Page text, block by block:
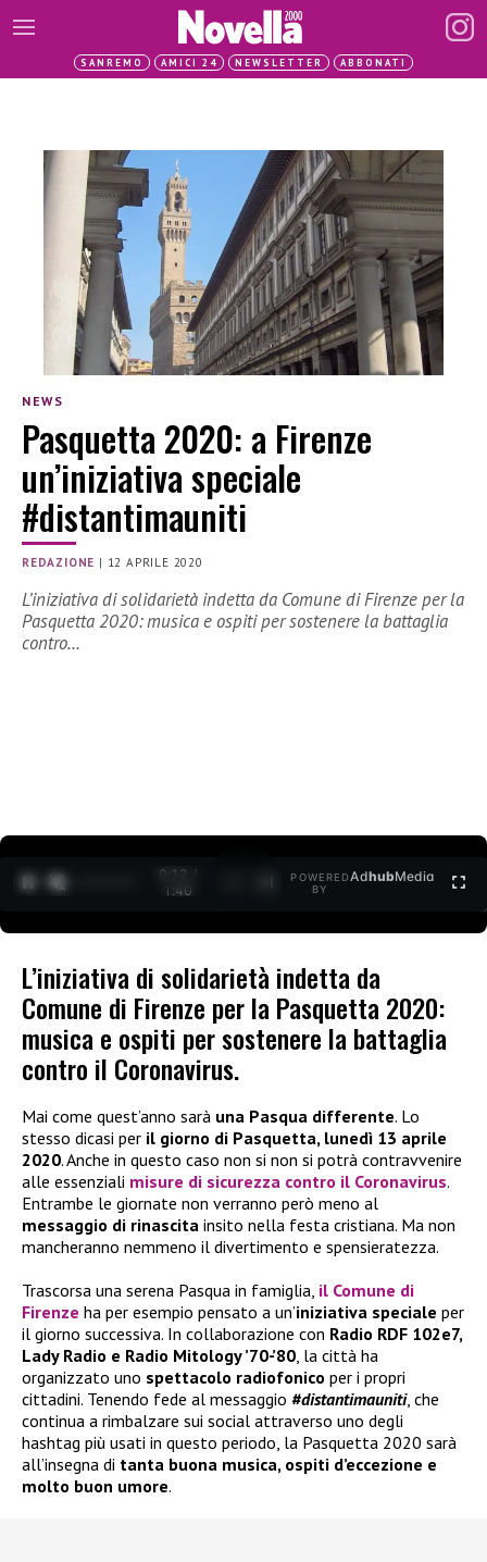
SANREMO AMICI 24 NEWSLETTER ABBONATI
NEWS
Pasquetta 2020: a Firenze
un’iniziativa speciale
#distantimauniti
REDAZIONE | 12 APRILE 2020
L’iniziativa di solidarietà indetta da Comune di Firenze per la
Pasquetta 2020: musica e ospiti per sostenere la battaglia
contro…
0:12 /
1:40
POWERED
BY
AdhubMedia
L’iniziativa di solidarietà indetta da
Comune di Firenze per la Pasquetta 2020:
musica e ospiti per sostenere la battaglia
contro il Coronavirus.
Mai come quest’anno sarà una Pasqua differente. Lo
stesso dicasi per il giorno di Pasquetta, lunedì 13 aprile
2020. Anche in questo caso non si non si potrà contravvenire
alle essenziali misure di sicurezza contro il Coronavirus.
Entrambe le giornate non verranno però meno al
messaggio di rinascita insito nella festa cristiana. Ma non
mancheranno nemmeno il divertimento e spensieratezza.
Trascorsa una serena Pasqua in famiglia, il Comune di
Firenze ha per esempio pensato a un’iniziativa speciale per
il giorno successiva. In collaborazione con Radio RDF 102e7,
Lady Radio e Radio Mitology ’70-’80, la città ha
organizzato uno spettacolo radiofonico per i propri
cittadini. Tenendo fede al messaggio #distantimauniti, che
continua a rimbalzare sui social attraverso uno degli
hashtag più usati in questo periodo, la Pasquetta 2020 sarà
all’insegna di tanta buona musica, ospiti d’eccezione e
molto buon umore.